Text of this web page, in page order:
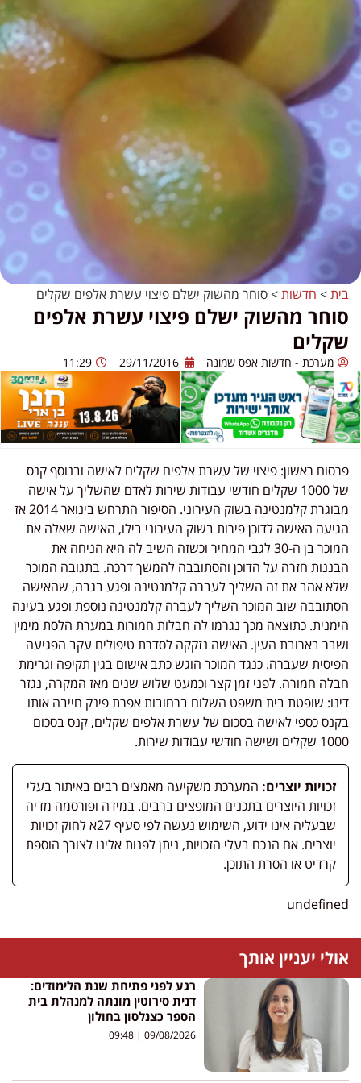
בית> חדשות>סוחר מהשוק ישלם פיצוי עשרת אלפים שקלים
סוחר מהשוק ישלם פיצוי עשרת אלפים
שקלים
מערכת - חדשות אפס שמונה 29/11/2016
11:29
פרסום ראשון: פיצוי של עשרת אלפים שקלים לאישה ובנוסף קנס
של 1000 שקלים חודשי עבודות שירות לאדם שהשליך על אישה
מבוגרת קלמנטינה בשוק העירוני. הסיפור התרחש בינואר 2014 אז
הגיעה האישה לדוכן פירות בשוק העירוני בילו, האישה שאלה את
המוכר בן ה-30 לגבי המחיר וכשזה השיב לה היא הניחה את
הבננות חזרה על הדוכן והסתובבה להמשך דרכה. בתגובה המוכר
שלא אהב את זה השליך לעברה קלמנטינה ופגע בגבה, שהאישה
הסתובבה שוב המוכר השליך לעברה קלמנטינה נוספת ופגע בעינה
הימנית. כתוצאה מכך נגרמו לה חבלות חמורות במערת הלסת מימין
ושבר בארובת העין. האישה נזקקה לסדרת טיפולים עקב הפגיעה
הפיסית שעברה. כנגד המוכר הוגש כתב אישום בגין תקיפה וגרימת
חבלה חמורה. לפני זמן קצר וכמעט שלוש שנים מאז המקרה, נגזר
דינו: שופטת בית משפט השלום ברחובות אפרת פינק חייבה אותו
בקנס כספי לאישה בסכום של עשרת אלפים שקלים, קנס בסכום
1000 שקלים ושישה חודשי עבודות שירות.
זכויות יוצרים: המערכת משקיעה מאמצים רבים באיתור בעלי
זכויות היוצרים בתכנים המופצים ברבים. במידה ופורסמה מדיה
שבעליה אינו ידוע, השימוש נעשה לפי סעיף 27א לחוק זכויות
יוצרים. אם הנכם בעלי הזכויות, ניתן לפנות אלינו לצורך הוספת
קרדיט או הסרת התוכן.
undefined
אולי יעניין אותך
רגע לפני פתיחת שנת הלימודים:
דנית סירוטין מונתה למנהלת בית
הספר כצנלסון בחולון
09/08/2026